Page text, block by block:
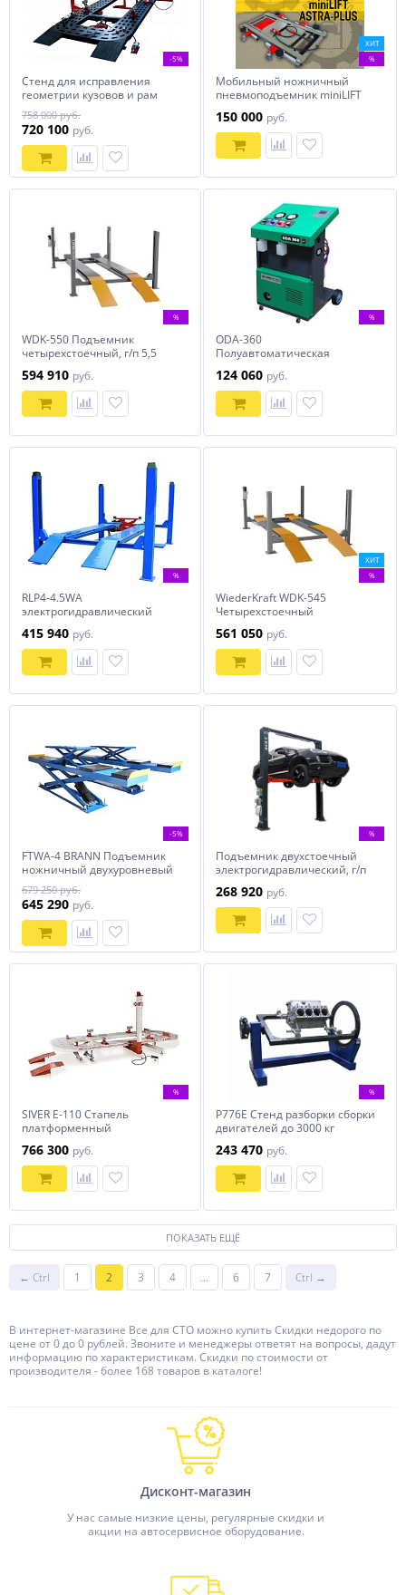
-5%
Стенд для исправления
геометрии кузовов и рам
аварийных автомобилей
ARS-12
758 000 руб.
720 100 руб.
ХИТ
%
Мобильный ножничный
пневмоподъемник miniLIFT
150 000 руб.
%
WDK-550 Подъемник
четырехстоечный, г/п 5,5
594 910 руб.
%
ODA-360
Полуавтоматическая
кондиционеров ОДА Сервис
ODA-360
124 060 руб.
%
RLP4-4.5WA
электрогидравлический
стоечный подъемник
415 940 руб.
ХИТ
%
WiederKraft WDK-545
Четырехстоечный
г/п 5 тонн под сход-развал
561 050 руб.
-5%
FTWA-4 BRANN Подъемник
ножничный двухуровневый
под сход-развал
679 250 руб.
645 290 руб.
%
Подъемник двухстоечный
электрогидравлический, г/п
268 920 руб.
%
SIVER Е-110 Стапель
платформенный
766 300 руб.
%
Р776Е Стенд разборки сборки
двигателей до 3000 кг
243 470 руб.
ПОКАЗАТЬ ЕЩЁ
← Ctrl 1 2 3 4 ... 6 7 Ctrl →
В интернет-магазине Все для СТО можно купить Скидки недорого по
цене от 0 до 0 рублей. Звоните и менеджеры ответят на вопросы, дадут
информацию по характеристикам. Скидки по стоимости от
производителя - более 168 товаров в каталоге!
Дисконт-магазин
У нас самые низкие цены, регулярные скидки и
акции на автосервисное оборудование.